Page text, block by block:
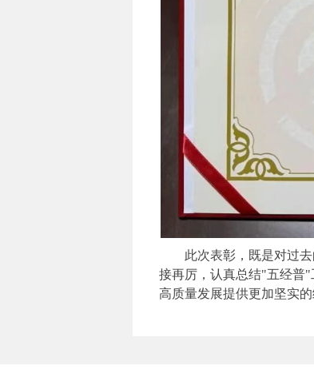
此次表彰，既是对过
接再厉，认真总结"五经普
高质量发展提供更加坚实